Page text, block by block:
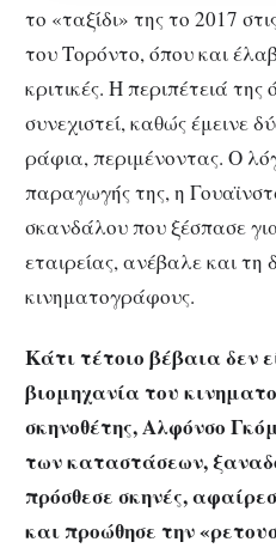
το «ταξίδι» της το 2017
του Τορόντο, όπου και
κριτικές. Η περιπέτειά
συνεχιστεί, καθώς έμεινε
ράφια, περιμένοντας. Ο
παραγωγής της, η
σκανδάλου που ξέσπασε
εταιρείας, ανέβαλε και τη
κινηματογράφους.
Κάτι τέτοιο βέβαια δεν
βιομηχανία του
σκηνοθέτης, Αλφόνσο
των καταστάσεων,
πρόσθεσε σκηνές,
και προώθησε την